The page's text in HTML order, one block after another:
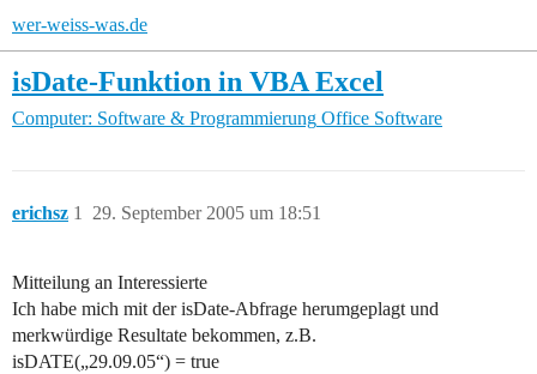
wer-weiss-was.de
isDate-Funktion in VBA Excel
Computer: Software & Programmierung Office Software
erichsz 29. September 2005 um 18:51
1
Mitteilung an Interessierte
Ich habe mich mit der isDate-Abfrage herumgeplagt und
merkwürdige Resultate bekommen, z.B.
isDATE(„29.09.05“) = true